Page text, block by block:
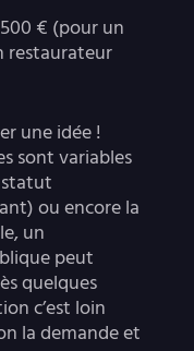
€ (pour un
restaurateur
une idée !
sont variables
statut
ou encore la
un
peut
quelques
c’est loin
la demande et